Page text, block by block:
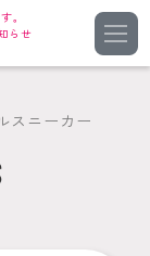
。
らせ
スニーカー